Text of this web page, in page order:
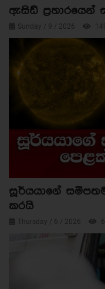
ඇසිඩ් ප්‍රහාරයෙන්
Sunday / 9 / 2026
සූර්යයාගේ
කරයි
Thursday / 6 / 2026